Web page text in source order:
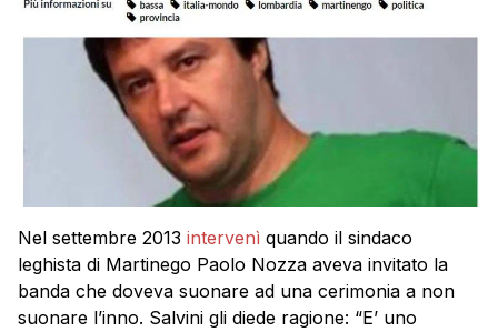
Nel settembre 2013 intervenì quando il sindaco
leghista di Martinego Paolo Nozza aveva invitato la
banda che doveva suonare ad una cerimonia a non
suonare l’inno. Salvini gli diede ragione: “E’ uno